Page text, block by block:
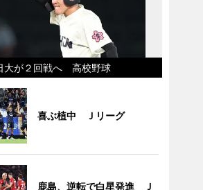
大が２回戦へ 高校野球
喜ぶ植中 Ｊリーグ
鹿島、逆転で白星発進 Ｊ